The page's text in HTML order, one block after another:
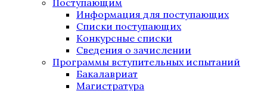
Поступающим
Информация для поступающих
Списки поступающих
Конкурсные списки
Сведения о зачислении
Программы вступительных испытаний
Бакалавриат
Магистратура